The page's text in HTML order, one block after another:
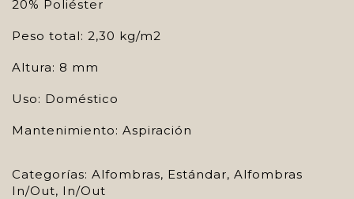
20% Poliéster
Peso total: 2,30 kg/m2
Altura: 8 mm
Uso: Doméstico
Mantenimiento: Aspiración
Categorías: Alfombras, Estándar, Alfombras
In/Out, In/Out